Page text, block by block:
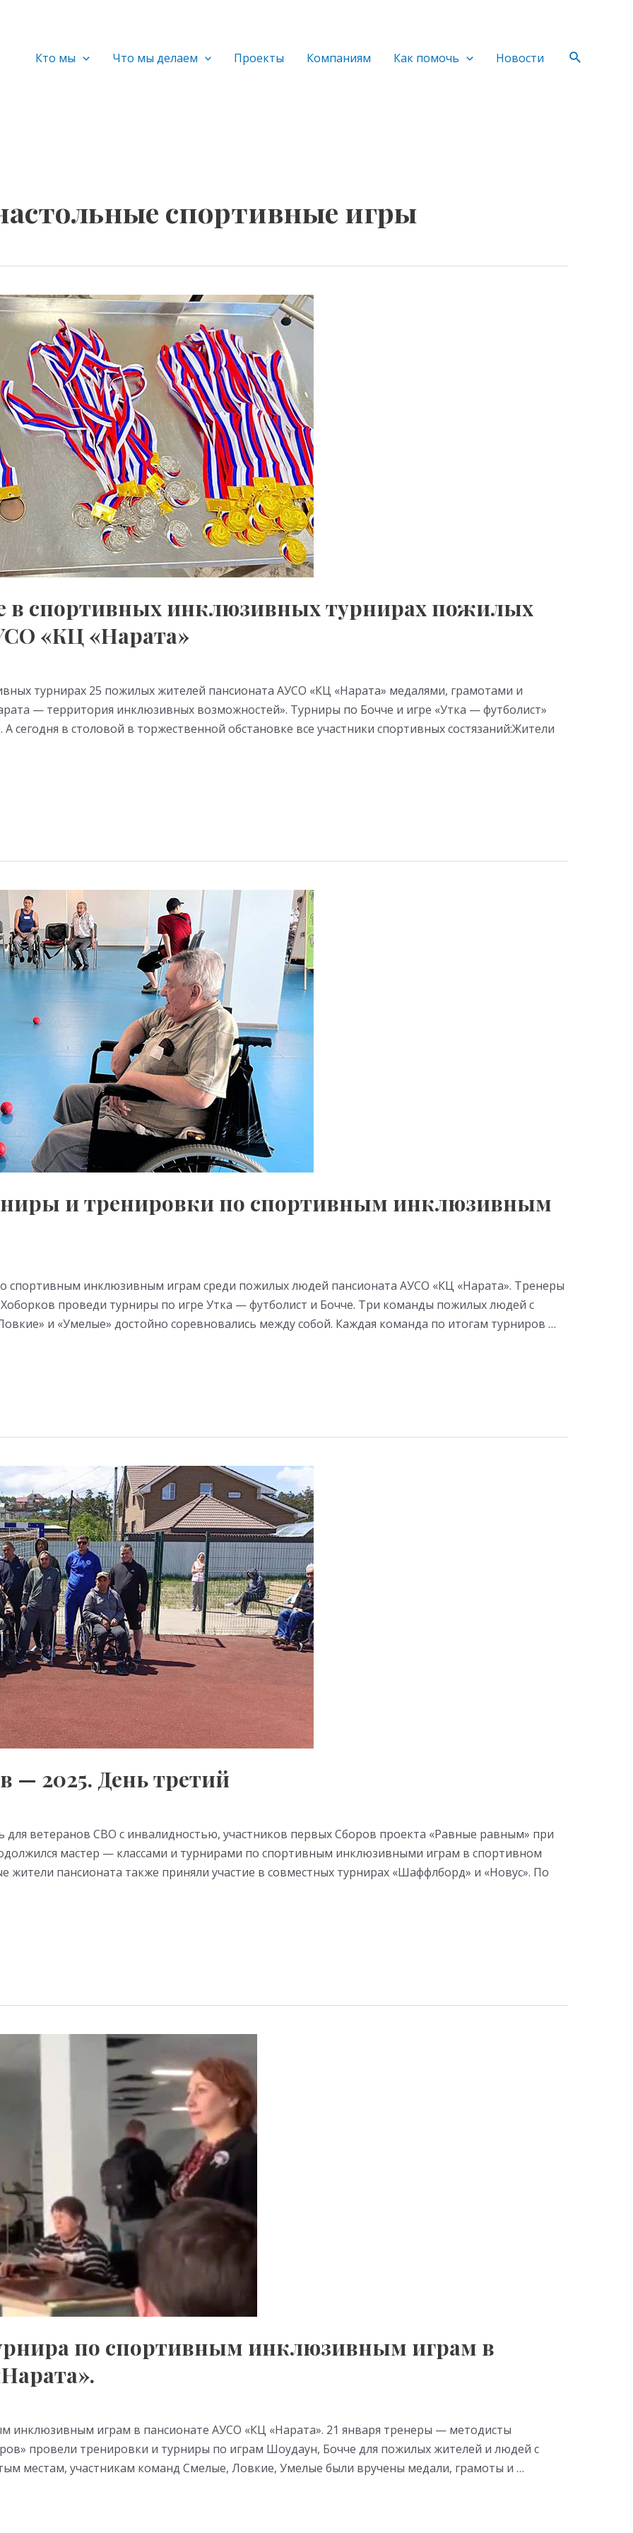
Кто мы Что мы делаем Проекты Компаниям Как помочь Новости Поиск
спортивные игры
в спортивных инклюзивных турнирах пожилых
«КЦ «Нарата»
турнирах 25 пожилых жителей пансионата АУСО «КЦ «Нарата» медалями, грамотами и
— территория инклюзивных возможностей». Турниры по Бочче и игре «Утка — футболист»
в столовой в торжественной обстановке все участники спортивных состязаний:Жители
и тренировки по спортивным инклюзивным
спортивным инклюзивным играм среди пожилых людей пансионата АУСО «КЦ «Нарата». Тренеры
проведи турниры по игре Утка — футболист и Бочче. Три команды пожилых людей с
и «Умелые» достойно соревновались между собой. Каждая команда по итогам турниров …
— 2025. День третий
ветеранов СВО с инвалидностью, участников первых Сборов проекта «Равные равным» при
мастер — классами и турнирами по спортивным инклюзивными играм в спортивном
пансионата также приняли участие в совместных турнирах «Шаффлборд» и «Новус». По
по спортивным инклюзивным играм в
инклюзивным играм в пансионате АУСО «КЦ «Нарата». 21 января тренеры — методисты
провели тренировки и турниры по играм Шоудаун, Бочче для пожилых жителей и людей с
местам, участникам команд Смелые, Ловкие, Умелые были вручены медали, грамоты и …